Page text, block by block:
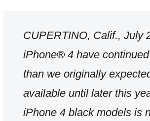
CUPERTINO, Calif., July
iPhone® 4 have
than we originally
available until later this
iPhone 4 black models is